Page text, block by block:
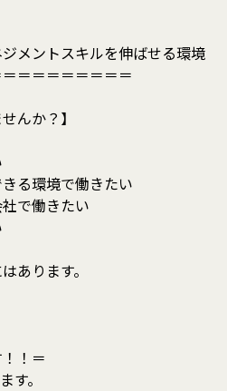
メントスキルを伸ばせる環境
＝＝＝＝＝＝＝＝
んか？】
る環境で働きたい
で働きたい
あります。
！＝
す。